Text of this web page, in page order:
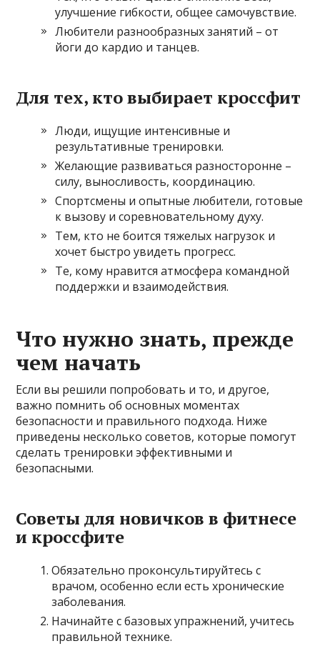
улучшение гибкости, общее самочувствие.
Любители разнообразных занятий – от
йоги до кардио и танцев.
Для тех, кто выбирает кроссфит
Люди, ищущие интенсивные и
результативные тренировки.
Желающие развиваться разносторонне –
силу, выносливость, координацию.
Спортсмены и опытные любители, готовые
к вызову и соревновательному духу.
Тем, кто не боится тяжелых нагрузок и
хочет быстро увидеть прогресс.
Те, кому нравится атмосфера командной
поддержки и взаимодействия.
Что нужно знать, прежде
чем начать
Если вы решили попробовать и то, и другое,
важно помнить об основных моментах
безопасности и правильного подхода. Ниже
приведены несколько советов, которые помогут
сделать тренировки эффективными и
безопасными.
Советы для новичков в фитнесе
и кроссфите
Обязательно проконсультируйтесь с
врачом, особенно если есть хронические
заболевания.
Начинайте с базовых упражнений, учитесь
правильной технике.